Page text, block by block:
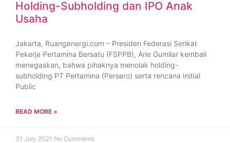
Holding-Subholding dan IPO Anak
Usaha
Jakarta, Ruangenergi.com – Presiden Federasi Serikat
Pekerja Pertamina Bersatu (FSPPB), Arie Gumilar kembali
menegaskan, bahwa pihaknya menolak holding-
subholding PT Pertamina (Persero) serta rencana Initial
Public
READ MORE »
31 July 2021 No Comments